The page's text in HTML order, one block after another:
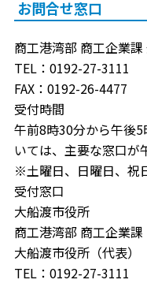
お問合せ窓口
商工港湾部 商工企業
TEL：0192-27-3111
FAX：0192-26-4477
受付時間
午前8時30分から午後
いては、主要な窓口が
※土曜日、日曜日、祝
受付窓口
大船渡市役所
商工港湾部 商工企業課
大船渡市役所（代表）
TEL：0192-27-3111